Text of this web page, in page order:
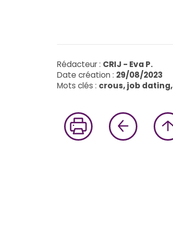
Rédacteur : CRIJ - Eva P.
Date création : 29/08/2023
Mots clés : crous, job